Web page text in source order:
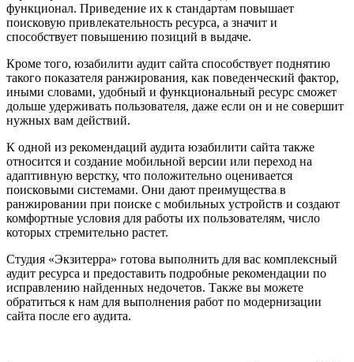
функционал. Приведение их к стандартам повышает
поисковую привлекательность ресурса, а значит и
способствует повышению позиций в выдаче.
Кроме того, юзабилити аудит сайта способствует поднятию
такого показателя ранжирования, как поведенческий фактор,
иными словами, удобный и функциональный ресурс сможет
дольше удерживать пользователя, даже если он и не совершит
нужных вам действий.
К одной из рекомендаций аудита юзабилити сайта также
относится и создание мобильной версии или переход на
адаптивную верстку, что положительно оценивается
поисковыми системами. Они дают преимущества в
ранжировании при поиске с мобильных устройств и создают
комфортные условия для работы их пользователям, число
которых стремительно растет.
Студия «Экзитерра» готова выполнить для вас комплексный
аудит ресурса и предоставить подробные рекомендации по
исправлению найденных недочетов. Также вы можете
обратиться к нам для выполнения работ по модернизации
сайта после его аудита.